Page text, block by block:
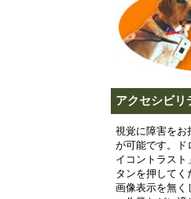
アクセシビリ
視覚に障害をお
が可能です。ド
イコントラスト
タンを押してく
画像表示を無く